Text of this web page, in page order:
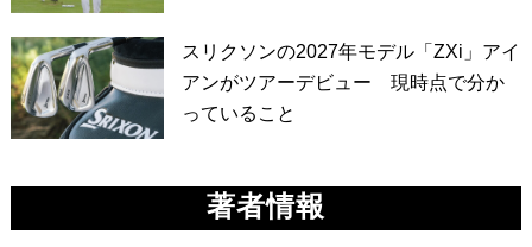
スリクソンの2027年モデル「ZXi」アイ
アンがツアーデビュー 現時点で分か
っていること
著者情報